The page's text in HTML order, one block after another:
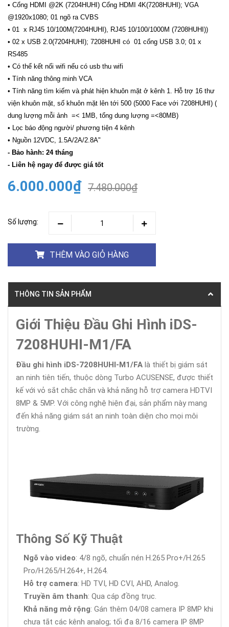
• Cổng HDMI @2K (7204HUHI) Cổng HDMI 4K(7208HUHI); VGA
@1920x1080; 01 ngõ ra CVBS
• 01 x RJ45 10/100M(7204HUHI), RJ45 10/100/1000M (7208HUHI))
• 02 x USB 2.0(7204HUHI); 7208HUHI có 01 cổng USB 3.0; 01 x
RS485
• Có thể kết nối wifi nếu có usb thu wifi
• Tính năng thông minh VCA
• Tính năng tìm kiếm và phát hiện khuôn mặt ở kênh 1. Hỗ trợ 16 thư
viện khuôn mặt, số khuôn mặt lên tới 500 (5000 Face với 7208HUHI) (
dung lượng mỗi ảnh =< 1MB, tổng dung lượng =<80MB)
• Lọc báo động người/ phương tiện 4 kênh
• Nguồn 12VDC, 1.5A/2A/2.8A"
- Bảo hành: 24 tháng
- Liên hệ ngay để được giá tốt
6.000.000₫ 7.480.000₫
Số lượng:
THÊM VÀO GIỎ HÀNG
THÔNG TIN SẢN PHẨM
Giới Thiệu Đầu Ghi Hình iDS-
7208HUHI-M1/FA
Đầu ghi hình iDS-7208HUHI-M1/FA là thiết bị giám sát
an ninh tiên tiến, thuộc dòng Turbo ACUSENSE, được thiết
kế với vỏ sắt chắc chắn và khả năng hỗ trợ camera HDTVI
8MP & 5MP. Với công nghệ hiện đại, sản phẩm này mang
đến khả năng giám sát an ninh toàn diện cho mọi môi
trường.
Thông Số Kỹ Thuật
Ngõ vào video: 4/8 ngõ, chuẩn nén H.265 Pro+/H.265
Pro/H.265/H.264+, H.264.
Hỗ trợ camera: HD TVI, HD CVI, AHD, Analog.
Truyền âm thanh: Qua cáp đồng trục.
Khả năng mở rộng: Gán thêm 04/08 camera IP 8MP khi
chưa tắt các kênh analog; tối đa 8/16 camera IP 8MP